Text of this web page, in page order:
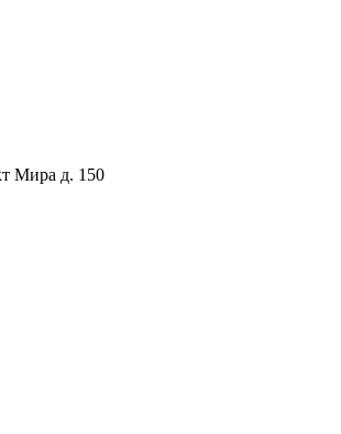
Мира д. 150